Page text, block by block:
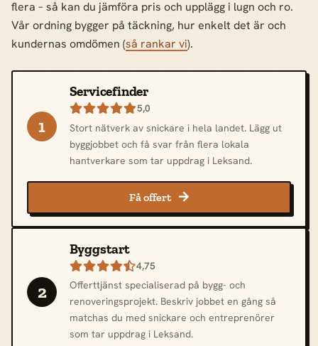
flera – så kan du jämföra pris och upplägg i lugn och ro.
Vår ordning bygger på täckning, hur enkelt det är och
kundernas omdömen (så rankar vi).
1
Servicefinder
5,0
Stort nätverk av snickare i hela landet. Lägg ut
byggjobbet och få svar från flera lokala
hantverkare som tar uppdrag i Leksand.
Få offert 
2
Byggstart
4,75
Offerttjänst specialiserad på bygg- och
renoveringsprojekt. Beskriv jobbet en gång så
matchas du med snickare och entreprenörer
som tar uppdrag i Leksand.